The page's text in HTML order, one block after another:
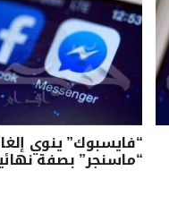
“فايسبوك” ينوي
“ماسنجر” بصفة